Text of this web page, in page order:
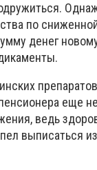
по
денег
еще
ведь
выписаться